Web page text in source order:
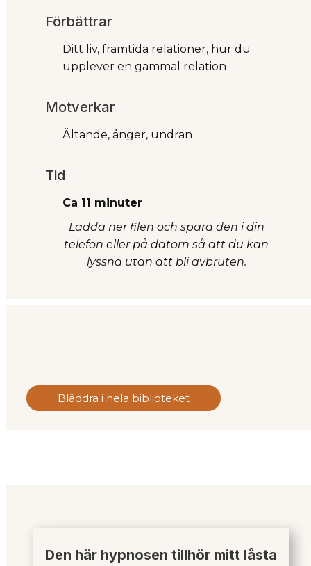
Förbättrar
Ditt liv, framtida relationer, hur du
upplever en gammal relation
Motverkar
Ältande, ånger, undran
Tid
Ca 11 minuter
Ladda ner filen och spara den i din
telefon eller på datorn så att du kan
lyssna utan att bli avbruten.
Bläddra i hela biblioteket
Den här hypnosen tillhör mitt låsta